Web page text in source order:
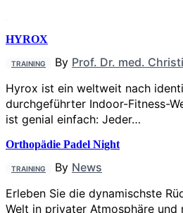
HYROX
TRAINING By Prof. Dr. med.
Hyrox ist ein weltweit nach
durchgeführter Indoor-Fitness-
ist genial einfach: Jeder…
Orthopädie Padel Night
TRAINING By News
Erleben Sie die dynamischste
Welt in privater Atmosphäre und